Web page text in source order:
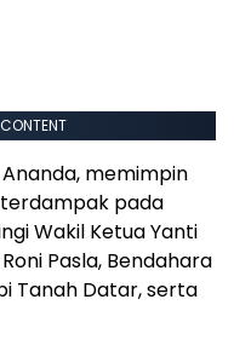
memimpin
pada
Wakil Ketua Yanti
Pasla, Bendahara
Tanah Datar, serta